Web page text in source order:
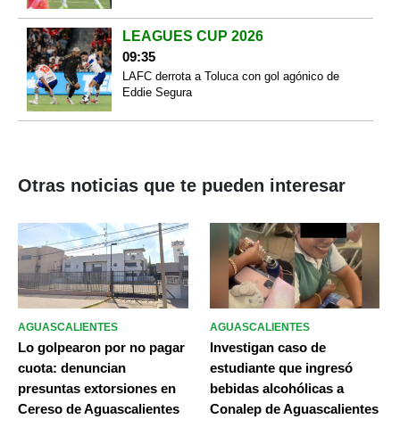
LEAGUES CUP 2026
09:35
LAFC derrota a Toluca con gol agónico de
Eddie Segura
Otras noticias que te pueden interesar
AGUASCALIENTES
Lo golpearon por no pagar
cuota: denuncian
presuntas extorsiones en
Cereso de Aguascalientes
AGUASCALIENTES
Investigan caso de
estudiante que ingresó
bebidas alcohólicas a
Conalep de Aguascalientes